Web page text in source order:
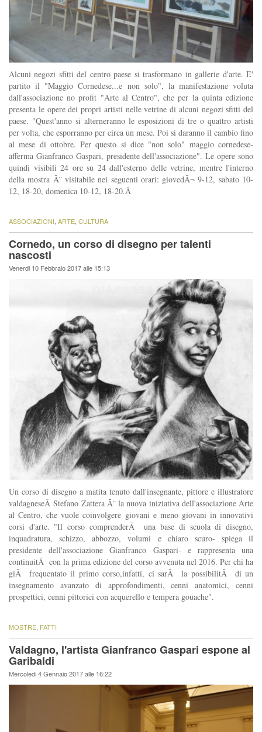
Alcuni negozi sfitti del centro paese si trasformano in gallerie d'arte. E'
partito il "Maggio Cornedese...e non solo", la manifestazione voluta
dall'associazione no profit "Arte al Centro", che per la quinta edizione
presenta le opere dei propri artisti nelle vetrine di alcuni negozi sfitti del
paese. "Quest'anno si alterneranno le esposizioni di tre o quattro artisti
per volta, che esporranno per circa un mese. Poi si daranno il cambio fino
al mese di ottobre. Per questo si dice "non solo" maggio cornedese-
afferma Gianfranco Gaspari, presidente dell'associazione". Le opere sono
quindi visibili 24 ore su 24 dall'esterno delle vetrine, mentre l'interno
della mostra Ã¨ visitabile nei seguenti orari: giovedÃ¬ 9-12, sabato 10-
12, 18-20, domenica 10-12, 18-20.Â
ASSOCIAZIONI, ARTE, CULTURA
Cornedo, un corso di disegno per talenti
nascosti
Venerdi 10 Febbraio 2017 alle 15:13
Un corso di disegno a matita tenuto dall'insegnante, pittore e illustratore
valdagneseÂ Stefano Zattera Ã¨ la nuova iniziativa dell'associazione Arte
al Centro, che vuole coinvolgere giovani e meno giovani in innovativi
corsi d'arte. "Il corso comprenderÃ una base di scuola di disegno,
inquadratura, schizzo, abbozzo, volumi e chiaro scuro- spiega il
presidente dell'associazione Gianfranco Gaspari- e rappresenta una
continuitÃ con la prima edizione del corso avvenuta nel 2016. Per chi ha
giÃ frequentato il primo corso,infatti, ci sarÃ la possibilitÃ di un
insegnamento avanzato di approfondimenti, cenni anatomici, cenni
prospettici, cenni pittorici con acquerello e tempera gouache".
MOSTRE FATTI
Valdagno, l'artista Gianfranco Gaspari espone al
Garibaldi
Mercoledi 4 Gennaio 2017 alle 16:22